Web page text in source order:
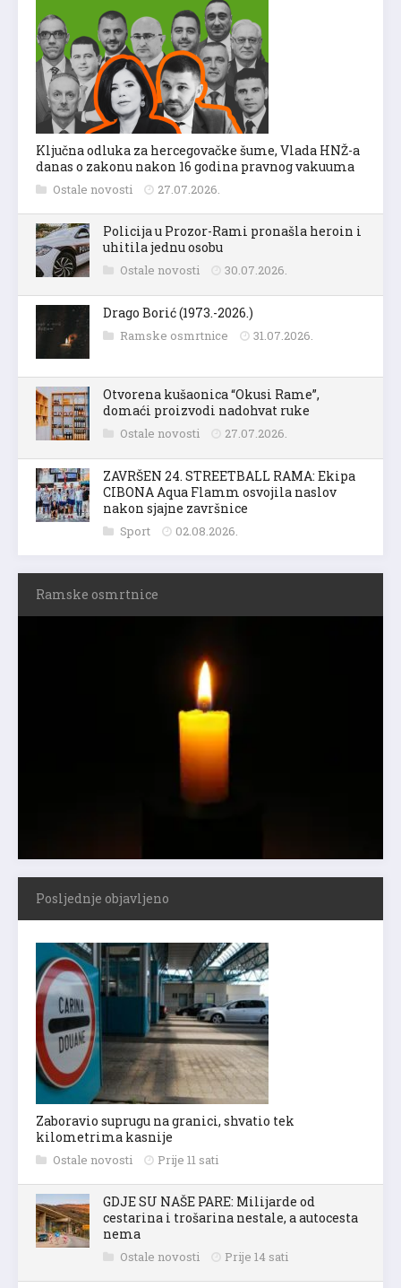
Ključna odluka za hercegovačke šume, Vlada HNŽ-a
danas o zakonu nakon 16 godina pravnog vakuuma
Ostale novosti 27.07.2026.
Policija u Prozor-Rami pronašla heroin i
uhitila jednu osobu
Ostale novosti 30.07.2026.
Drago Borić (1973.-2026.)
Ramske osmrtnice 31.07.2026.
Otvorena kušaonica “Okusi Rame”,
domaći proizvodi nadohvat ruke
Ostale novosti 27.07.2026.
ZAVRŠEN 24. STREETBALL RAMA: Ekipa
CIBONA Aqua Flamm osvojila naslov
nakon sjajne završnice
Sport 02.08.2026.
Ramske osmrtnice
Posljednje objavljeno
Zaboravio suprugu na granici, shvatio tek
kilometrima kasnije
Ostale novosti Prije 11 sati
GDJE SU NAŠE PARE: Milijarde od
cestarina i trošarina nestale, a autocesta
nema
Ostale novosti Prije 14 sati